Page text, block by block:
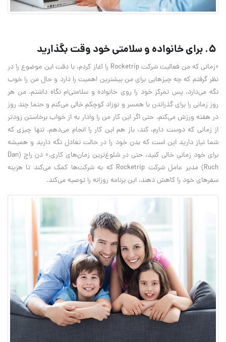
«زمانی که من فعالیت شرکت Rocketrip را آغاز کردم، با دقت این موضوع را در
نظر گرفتم که چه چیزهایی برای من بیشترین اهمیت را دارد و حال من را خوب
نگه می‌دارد، پس تمرکز خود را روی خانواده و سلامتی‌ام نگاه داشتم. من هر
روز زمانی را برای گذراندن با همسر و نوزاد کوچکم خالی می‌کنم و حتما چند روز
در هفته ورزش می‌کنم. حتی اگر این کار من را وادار به از خواب برخاستن زودتر
از زمانی که دوست دارم، کند، باز هم این کار را انجام می‌دهم. تنها چیزی که
شما نیاز دارید این است که بدن خود را در حالت تعادل نگه دارید و همیشه
برای خود زمانی خالی کنید، حتی در شلوغ‌ترین زمان‌های کاری.» دن راچ (Dan
Ruch) مدیر عامل شرکت Rocketrip که به شرکت‌ها کمک می‌کند تا هزینه
سفر‌های خود را کاهش دهند، این برنامه روزانه را توصیه می‌کند.